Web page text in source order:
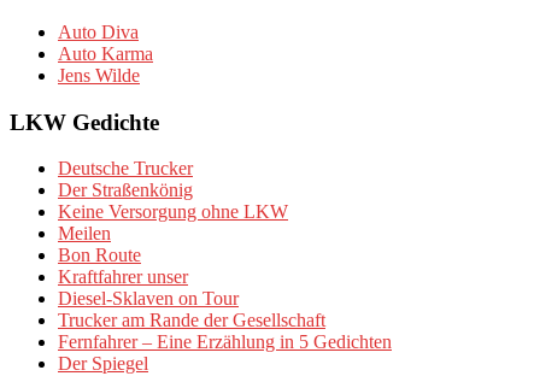
Auto Diva
Auto Karma
Jens Wilde
LKW Gedichte
Deutsche Trucker
Der Straßenkönig
Keine Versorgung ohne LKW
Meilen
Bon Route
Kraftfahrer unser
Diesel-Sklaven on Tour
Trucker am Rande der Gesellschaft
Fernfahrer – Eine Erzählung in 5 Gedichten
Der Spiegel